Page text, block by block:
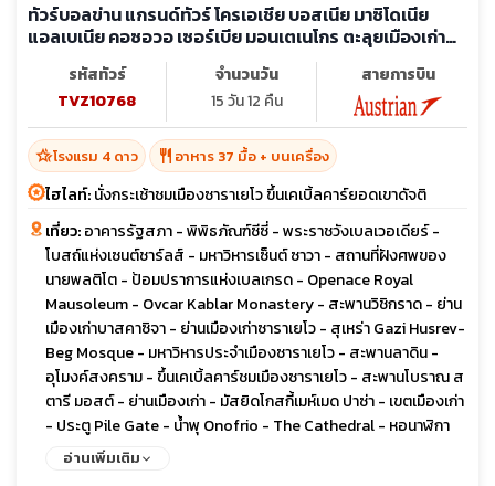
ทัวร์บอลข่าน แกรนด์ทัวร์ โครเอเชีย บอสเนีย มาซิโดเนีย
แอลเบเนีย คอซอวอ เซอร์เบีย มอนเตเนโกร ตะลุยเมืองเก่า
สัมผัสประวัติศาสตร์
รหัสทัวร์
TVZ10768
จำนวนวัน
15 วัน 12 คืน
สายการบิน
hotel_classโรงแรม 4 ดาว restaurant อาหาร 37 มื้อ + บนเครื่อง
ไฮไลท์:นั่งกระเช้าชมเมืองซาราเยโว ขึ้นเคเบิ้ลคาร์ยอดเขาดัจติ
เที่ยว:อาคารรัฐสภา - พิพิธภัณฑ์ซีซี่ - พระราชวังเบลเวอเดียร์ -
โบสถ์แห่งเซนต์ชาร์ลส์ - มหาวิหารเซ็นต์ ซาวา - สถานที่ฝังศพของ
นายพลติโต - ป้อมปราการแห่งเบลเกรด - Openace Royal
Mausoleum - Ovcar Kablar Monastery - สะพานวิชิกราด - ย่าน
เมืองเก่าบาสคาซิจา - ย่านเมืองเก่าซาราเยโว - สุเหร่า Gazi Husrev-
Beg Mosque - มหาวิหารประจำเมืองซาราเยโว - สะพานลาดิน -
อุโมงค์สงคราม - ขึ้นเคเบิ้ลคาร์ชมเมืองซาราเยโว - สะพานโบราณ ส
ตารี มอสต์ - ย่านเมืองเก่า - มัสยิดโกสกี้เมห์เมด ปาซ่า - เขตเมืองเก่า
- ประตู Pile Gate - น้ำพุ Onofrio - The Cathedral - หอนาฬิกา
โบราณ - พระราชวังเรคเตอร์ - สปอนซา พาเลส - ถนนสตราดัน -
อ่านเพิ่มเติม